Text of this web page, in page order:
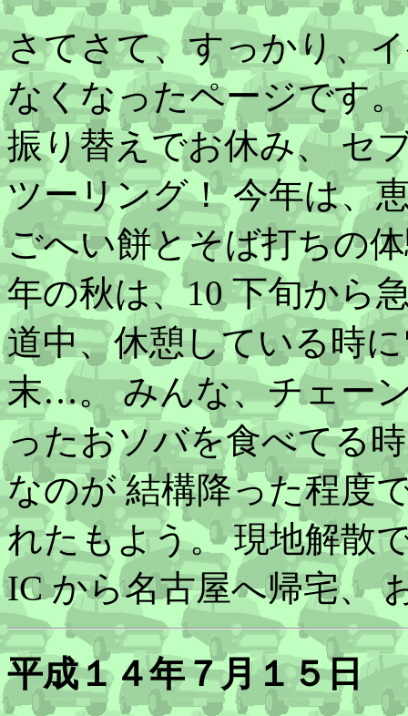
さてさて、すっかり、
なくなったページです
振り替えでお休み、 セ
ツーリング！ 今年は、
ごへい餅とそば打ちの
年の秋は、10 下旬から
道中、休憩している時
末…。 みんな、チェー
ったおソバを食べてる
なのが 結構降った程度
れたもよう。 現地解散
IC から名古屋へ帰宅、
平成１４年７月１５日